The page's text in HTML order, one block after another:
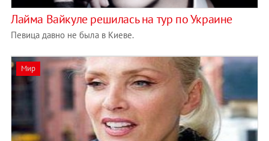
Лайма Вайкуле решилась на тур по Украине
Певица давно не была в Киеве.
Мир